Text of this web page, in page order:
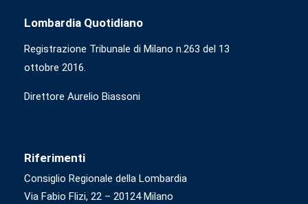
Lombardia Quotidiano
Registrazione Tribunale di Milano n.263 del 13
ottobre 2016.
Direttore Aurelio Biassoni
Riferimenti
Consiglio Regionale della Lombardia
Via Fabio Flizi, 22 – 20124 Milano